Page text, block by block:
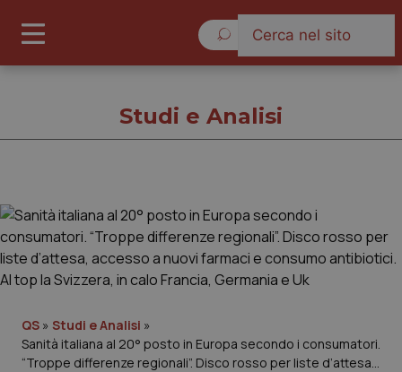
Cronache
Regioni e Asl
Studi e Analisi
QS » Studi e Analisi »
Sanità italiana al 20° posto in Europa secondo i consumatori.
“Troppe differenze regionali”. Disco rosso per liste d’attesa,